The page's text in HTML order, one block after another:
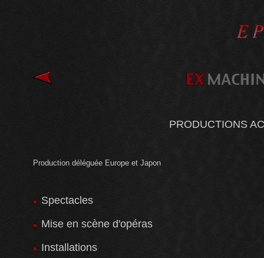
PRODUCTIONS
Production déléguée Europe et Japon
Spectacles
Mise en scène d'opéras
Installations